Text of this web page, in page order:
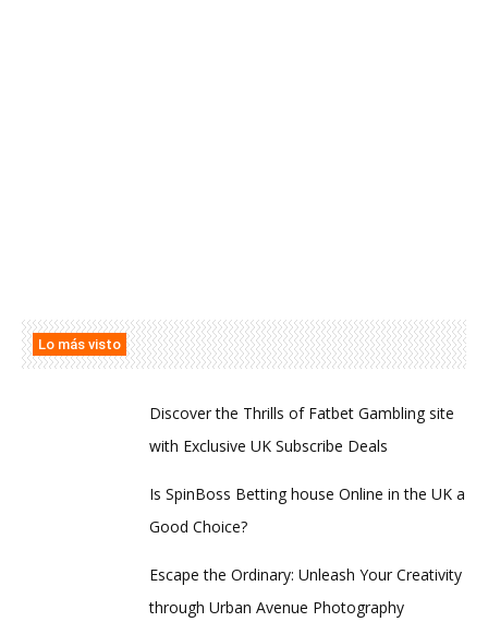
Lo más visto
Discover the Thrills of Fatbet Gambling site
with Exclusive UK Subscribe Deals
Is SpinBoss Betting house Online in the UK a
Good Choice?
Escape the Ordinary: Unleash Your Creativity
through Urban Avenue Photography